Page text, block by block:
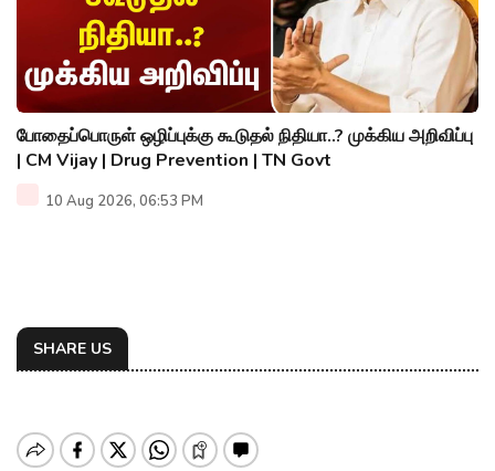
போதைப்பொருள் ஒழிப்புக்கு கூடுதல் நிதியா..? முக்கிய அறிவிப்பு
| CM Vijay | Drug Prevention | TN Govt
10 Aug 2026, 06:53 PM
SHARE US